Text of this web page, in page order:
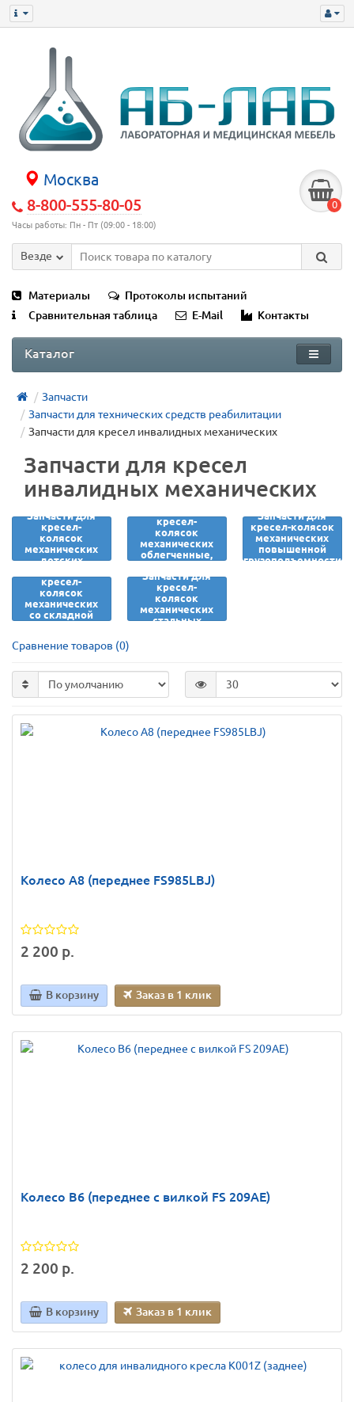
Москва
8-800-555-80-05
Часы работы: Пн - Пт (09:00 - 18:00)
0
Везде
Материалы
Протоколы испытаний
Сравнительная таблица
E-Mail Контакты
Каталог
Запчасти
Запчасти для технических средств реабилитации
Запчасти для кресел инвалидных механических
Запчасти для кресел
инвалидных механических
Запчасти для
кресел-
колясок
механических
детских
кресел-
колясок
механических
облегченные,
Запчасти для
кресел-колясок
механических
повышенной
грузоподъемности
кресел-
колясок
механических
со складной
Запчасти для
кресел-
колясок
механических
стальных
Сравнение товаров (0)
Колесо A8 (переднее FS985LBJ)
2 200 р.
В корзину Заказ в 1 клик
Колесо B6 (переднее с вилкой FS 209AE)
2 200 р.
В корзину Заказ в 1 клик